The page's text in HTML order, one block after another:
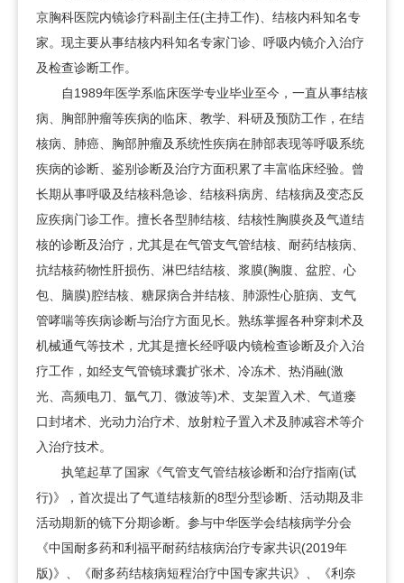
京胸科医院内镜诊疗科副主任(主持工作)、结核内科知名专
家。现主要从事结核内科知名专家门诊、呼吸内镜介入治疗
及检查诊断工作。
自1989年医学系临床医学专业毕业至今，一直从事结核
病、胸部肿瘤等疾病的临床、教学、科研及预防工作，在结
核病、肺癌、胸部肿瘤及系统性疾病在肺部表现等呼吸系统
疾病的诊断、鉴别诊断及治疗方面积累了丰富临床经验。曾
长期从事呼吸及结核科急诊、结核科病房、结核病及变态反
应疾病门诊工作。擅长各型肺结核、结核性胸膜炎及气道结
核的诊断及治疗，尤其是在气管支气管结核、耐药结核病、
抗结核药物性肝损伤、淋巴结结核、浆膜(胸腹、盆腔、心
包、脑膜)腔结核、糖尿病合并结核、肺源性心脏病、支气
管哮喘等疾病诊断与治疗方面见长。熟练掌握各种穿刺术及
机械通气等技术，尤其是擅长经呼吸内镜检查诊断及介入治
疗工作，如经支气管镜球囊扩张术、冷冻术、热消融(激
光、高频电刀、氩气刀、微波等)术、支架置入术、气道瘘
口封堵术、光动力治疗术、放射粒子置入术及肺减容术等介
入治疗技术。
执笔起草了国家《气管支气管结核诊断和治疗指南(试
行)》，首次提出了气道结核新的8型分型诊断、活动期及非
活动期新的镜下分期诊断。参与中华医学会结核病学分会
《中国耐多药和利福平耐药结核病治疗专家共识(2019年
版)》、《耐多药结核病短程治疗中国专家共识》、《利奈